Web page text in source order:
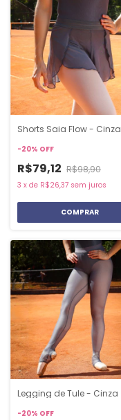
Shorts Saia Flow - Cinza
-20% OFF
R$79,12 R$98,90
3 x de R$26,37 sem juros
COMPRAR
Legging de Tule - Cinza
-20% OFF